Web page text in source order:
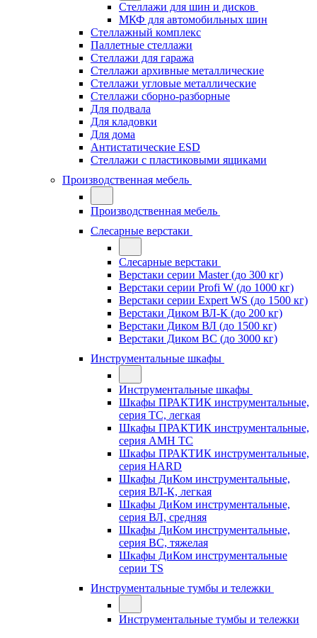
Стеллажи для шин и дисков
МКФ для автомобильных шин
Стеллажный комплекс
Паллетные стеллажи
Стеллажи для гаража
Стеллажи архивные металлические
Стеллажи угловые металлические
Стеллажи сборно-разборные
Для подвала
Для кладовки
Для дома
Антистатические ESD
Стеллажи с пластиковыми ящиками
Производственная мебель
Производственная мебель
Слесарные верстаки
Слесарные верстаки
Верстаки серии Master (до 300 кг)
Верстаки серии Profi W (до 1000 кг)
Верстаки серии Expert WS (до 1500 кг)
Верстаки Диком ВЛ-К (до 200 кг)
Верстаки Диком ВЛ (до 1500 кг)
Верстаки Диком ВС (до 3000 кг)
Инструментальные шкафы
Инструментальные шкафы
Шкафы ПРАКТИК инструментальные,
серия TC, легкая
Шкафы ПРАКТИК инструментальные,
серия AMH TC
Шкафы ПРАКТИК инструментальные,
серия HARD
Шкафы ДиКом инструментальные,
cерия ВЛ-К, легкая
Шкафы ДиКом инструментальные,
серия ВЛ, средняя
Шкафы ДиКом инструментальные,
серия ВС, тяжелая
Шкафы ДиКом инструментальные
серии TS
Инструментальные тумбы и тележки
Инструментальные тумбы и тележки